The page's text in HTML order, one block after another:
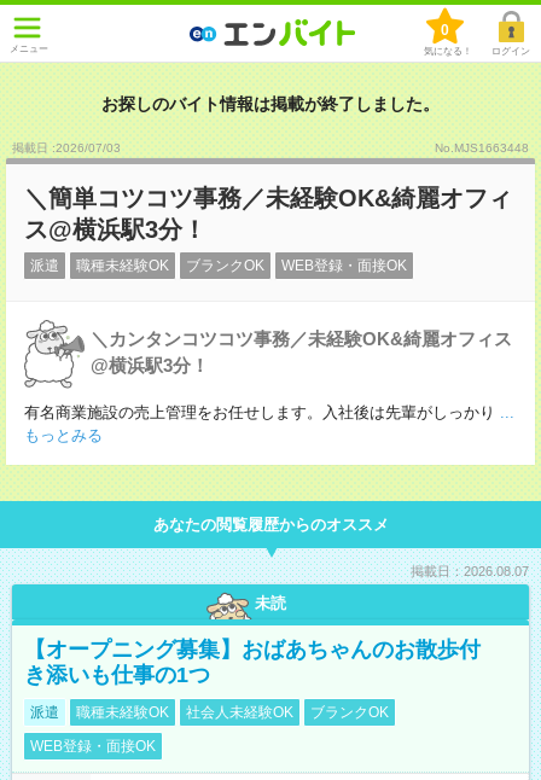
メニュー
0
気になる！ ログイン
お探しのバイト情報は掲載が終了しました。
掲載日 :2026/07/03 No.MJS1663448
＼簡単コツコツ事務／未経験OK&綺麗オフィ
ス@横浜駅3分！
派遣 職種未経験OK ブランクOK WEB登録・面接OK
＼カンタンコツコツ事務／未経験OK&綺麗オフィス
@横浜駅3分！
有名商業施設の売上管理をお任せします。入社後は先輩がしっかり ...
もっとみる
あなたの閲覧履歴からのオススメ
掲載日：2026.08.07
未読
【オープニング募集】おばあちゃんのお散歩付
き添いも仕事の1つ
派遣 職種未経験OK 社会人未経験OK
ブランクOK
WEB登録・面接OK